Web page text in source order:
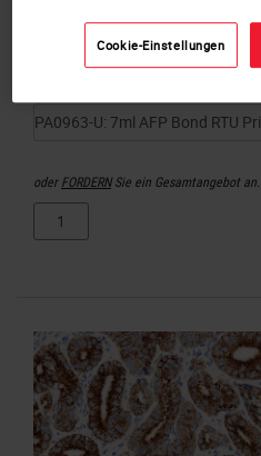
oderFORDERNSie ein Gesamtangebot an.
Cookie-Einstellungen